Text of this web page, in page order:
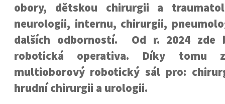
obory, dětskou chirurgii a
neurologii, internu, chirurgii,
dalších odborností. Od r. 2024 zde
robotická operativa. Díky tomu
multioborový robotický sál pro:
hrudní chirurgii a urologii.